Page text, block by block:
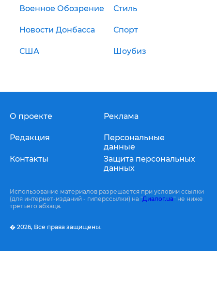
Военное Обозрение Стиль
Новости Донбасса Спорт
США Шоубиз
О проекте
Редакция
Контакты
Реклама
Персональные
данные
Защита персональных
данных
Использование материалов разрешается при условии ссылки
(для интернет-изданий - гиперссылки) на "Диалог.ua" не ниже
третьего абзаца.
� 2026, Все права защищены.